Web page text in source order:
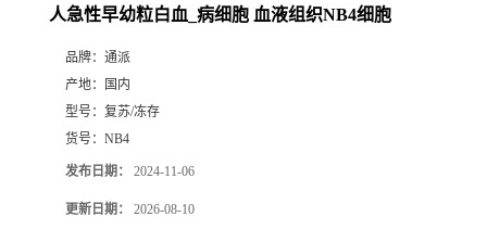
人急性早幼粒白血_病细胞 血液组织NB4细胞
品牌： 通派
产地：
国内
型号： 复苏/冻存
货号： NB4
发布日期： 2024-11-06
更新日期： 2026-08-10